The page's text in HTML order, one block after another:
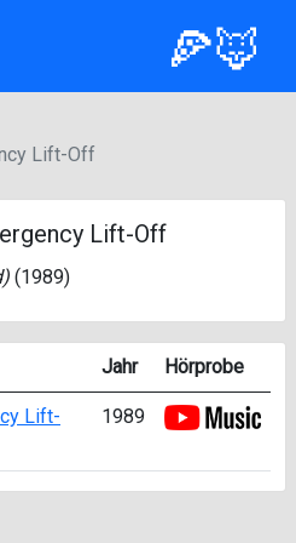
🍕🦊
Lift-Off
Lift-Off
) (1989)
Jahr Hörprobe
Lift-
1989